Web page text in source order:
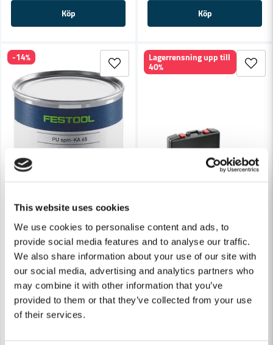
This website uses cookies
We use cookies to personalise content and ads, to
provide social media features and to analyse our traffic.
We also share information about your use of our site with
our social media, advertising and analytics partners who
may combine it with other information that you’ve
provided to them or that they’ve collected from your use
of their services.
Köp Köp
FESTOOL
Festool Rengöringsmedel PU spm 4x-KA 65
-14%
FLEX
Lagerrensning upp till
40%